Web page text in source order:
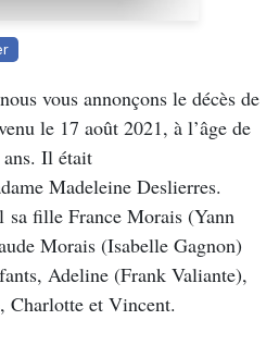
vous annonçons le décès de
le 17 août 2021, à l’âge de
Il était
Madeleine Deslierres.
sa fille France Morais (Yann
Morais (Isabelle Gagnon)
Adeline (Frank Valiante),
Charlotte et Vincent.